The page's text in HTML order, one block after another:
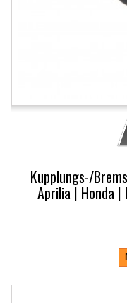
Kupplungs-/
Aprilia | Honda |